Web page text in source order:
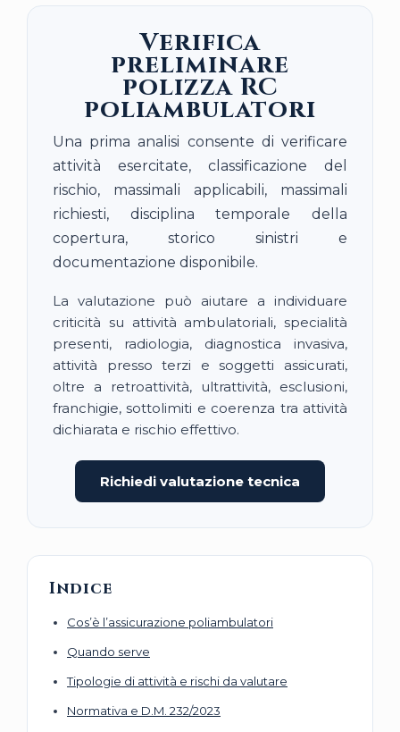
Verifica
preliminare
polizza RC
poliambulatori
Una prima analisi consente di verificare
attività esercitate, classificazione del
rischio, massimali applicabili, massimali
richiesti, disciplina temporale della
copertura, storico sinistri e
documentazione disponibile.
La valutazione può aiutare a individuare
criticità su attività ambulatoriali, specialità
presenti, radiologia, diagnostica invasiva,
attività presso terzi e soggetti assicurati,
oltre a retroattività, ultrattività, esclusioni,
franchigie, sottolimiti e coerenza tra attività
dichiarata e rischio effettivo.
Richiedi valutazione tecnica
Indice
Cos’è l’assicurazione poliambulatori
Quando serve
Tipologie di attività e rischi da valutare
Normativa e D.M. 232/2023